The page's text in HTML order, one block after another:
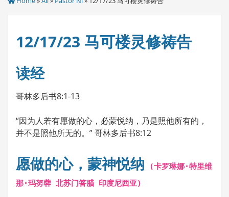
12/17/23 马可楼灵修祷告
读经
哥林多后书8:1-13
“因为人若有愿做的心，必蒙悦纳，乃是照他所有的，
并不是照他所无的。” 哥林多后书8:12
愿做的心，蒙神悦纳 (卡罗琳娜·特里维
那·玛努蓉 北苏门答腊 印度尼西亚)